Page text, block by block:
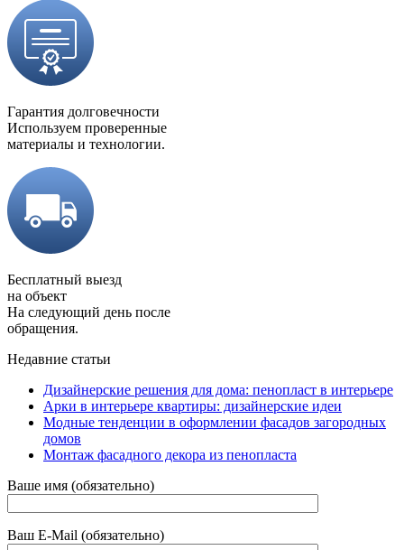
Гарантия долговечности
Используем проверенные
материалы и технологии.
Бесплатный выезд
на объект
На следующий день после
обращения.
Недавние статьи
Дизайнерские решения для дома: пенопласт в интерьере
Арки в интерьере квартиры: дизайнерские идеи
Модные тенденции в оформлении фасадов загородных
домов
Монтаж фасадного декора из пенопласта
Ваше имя (обязательно)
Ваш E-Mail (обязательно)